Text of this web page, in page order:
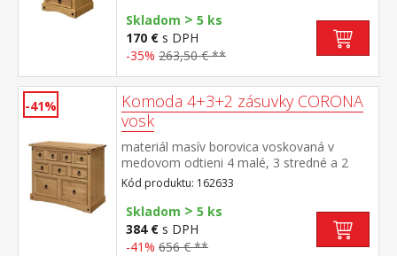
Skladom > 5 ks
170 € s DPH
-35% 263,50 € **
-41%
Komoda 4+3+2 zásuvky CORONA
vosk
materiál masív borovica voskovaná v
medovom odtieni 4 malé, 3 stredné a 2
veľké zásuvky, kovové ozdobné úchytky
súčasť zostavy Corona
Kód produktu: 162633
Skladom > 5 ks
384 € s DPH
-41% 656 € **